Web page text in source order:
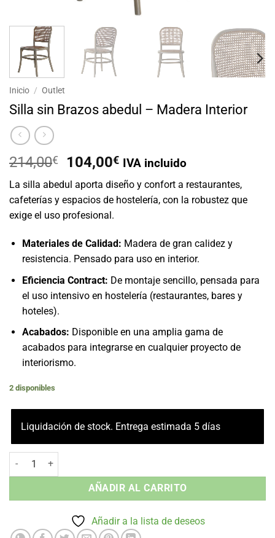
Inicio / Outlet
Silla sin Brazos abedul – Madera Interior
214,00€
El
precio
original
era:
214,00€.
104,00€El
precio
actual
es:
IVA incluido
La silla abedul aporta diseño y confort a restaurantes,
cafeterías y espacios de hostelería, con la robustez que
exige el uso profesional.
Materiales de Calidad: Madera de gran calidez y
resistencia. Pensado para uso en interior.
Eficiencia Contract: De montaje sencillo, pensada para
el uso intensivo en hostelería (restaurantes, bares y
hoteles).
Acabados: Disponible en una amplia gama de
acabados para integrarse en cualquier proyecto de
interiorismo.
2 disponibles
Liquidación de stock. Entrega estimada 5 días
Silla sin Brazos abedul - Madera Interior cantidad
AÑADIR AL CARRITO
Añadir a la lista de deseos